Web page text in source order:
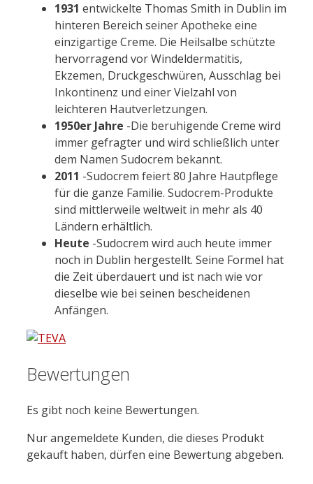
1931 entwickelte Thomas Smith in Dublin im
hinteren Bereich seiner Apotheke eine
einzigartige Creme. Die Heilsalbe schützte
hervorragend vor Windeldermatitis,
Ekzemen, Druckgeschwüren, Ausschlag bei
Inkontinenz und einer Vielzahl von
leichteren Hautverletzungen.
1950er Jahre -Die beruhigende Creme wird
immer gefragter und wird schließlich unter
dem Namen Sudocrem bekannt.
2011 -Sudocrem feiert 80 Jahre Hautpflege
für die ganze Familie. Sudocrem-Produkte
sind mittlerweile weltweit in mehr als 40
Ländern erhältlich.
Heute -Sudocrem wird auch heute immer
noch in Dublin hergestellt. Seine Formel hat
die Zeit überdauert und ist nach wie vor
dieselbe wie bei seinen bescheidenen
Anfängen.
Bewertungen
Es gibt noch keine Bewertungen.
Nur angemeldete Kunden, die dieses Produkt
gekauft haben, dürfen eine Bewertung abgeben.